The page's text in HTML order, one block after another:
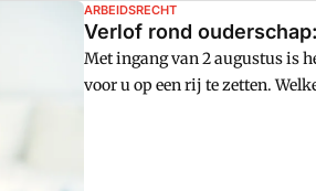
ARBEIDSRECHT
Verlof rond
Met ingang van 2 augustus is
voor u op een rij te zetten.